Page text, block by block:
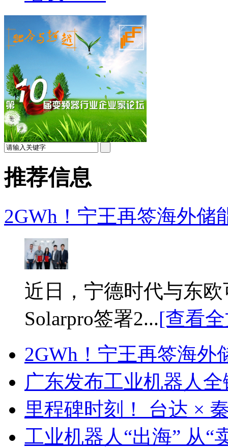
推荐信息
2GWh！宁王再签海外储
近日，宁德时代与东
Solarpro签署2...[查看
2GWh！宁王再签海外
广东发布工业机器人
里程碑时刻！ 台达 ×
工业机器人“出海” 从“